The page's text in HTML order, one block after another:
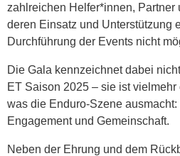
zahlreichen Helfer*innen, Partner
deren Einsatz und Unterstützung
Durchführung der Events nicht
Die Gala kennzeichnet dabei
ET Saison 2025 – sie ist
was die Enduro-Szene ausmacht:
Engagement und Gemeinschaft.
Neben der Ehrung und dem